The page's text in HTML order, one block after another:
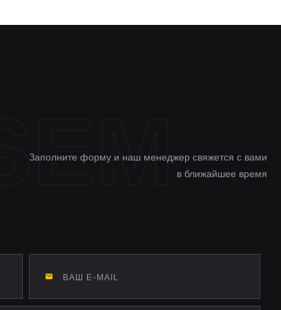
Заполните форму и наш менеджер свяжется с вами
в ближайшее время